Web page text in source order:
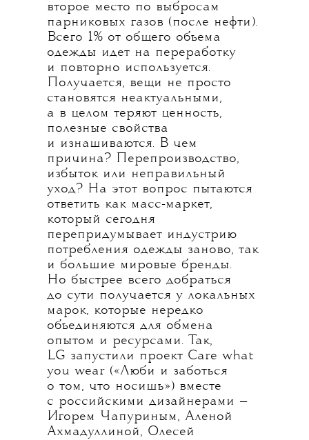
второе место по выбросам
парниковых газов (после нефти).
Всего 1% от общего объема
одежды идет на переработку
и повторно используется.
Получается, вещи не просто
становятся неактуальными,
а в целом теряют ценность,
полезные свойства
и изнашиваются. В чем
причина? Перепроизводство,
избыток или неправильный
уход? На этот вопрос пытаются
ответить как масс-маркет,
который сегодня
перепридумывает индустрию
потребления одежды заново, так
и большие мировые бренды.
Но быстрее всего добраться
до сути получается у локальных
марок, которые нередко
объединяются для обмена
опытом и ресурсами. Так,
LG запустили проект Care what
you wear («Люби и заботься
о том, что носишь») вместе
с российскими дизайнерами —
Игорем Чапуриным, Аленой
Ахмадуллиной, Олесей